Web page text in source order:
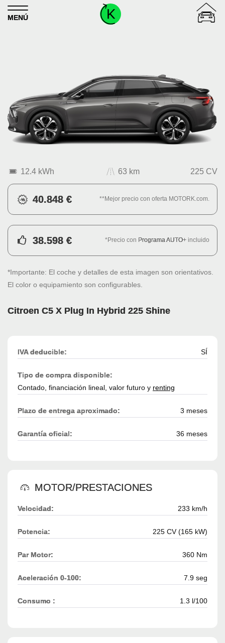
Skip to content
MENÚ
12.4 kWh 63 km 225 CV
40.848 € **Mejor precio con oferta MOTORK.com.
38.598 € *Precio con Programa AUTO+ incluido
*Importante: El coche y detalles de esta imagen son orientativos.
El color o equipamiento son configurables.
Citroen C5 X Plug In Hybrid 225 Shine
IVA deducible: SÍ
Tipo de compra disponible:
Contado, financiación lineal, valor futuro y renting
Plazo de entrega aproximado: 3 meses
Garantía oficial: 36 meses
MOTOR/PRESTACIONES
Velocidad: 233 km/h
Potencia: 225 CV (165 kW)
Par Motor: 360 Nm
Aceleración 0-100: 7.9 seg
Consumo : 1.3 l/100